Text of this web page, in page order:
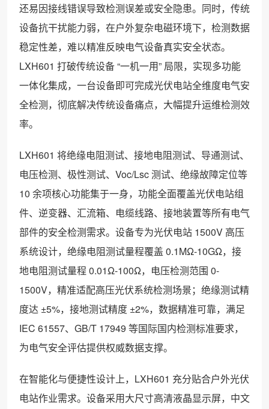
还易因接线错误导致检测误差或安全隐患。同时，传统
设备抗干扰能力弱，在户外复杂电磁环境下，检测数据
稳定性差，难以精准反映电气设备真实安全状态。
LXH601 打破传统设备 “一机一用” 局限，实现多功能
一体化集成，一台设备即可完成光伏电站全维度电气安
全检测，彻底解决传统设备痛点，大幅提升运维检测效
率。
LXH601 将绝缘电阻测试、接地电阻测试、导通测试、
电压检测、极性测试、Voc/Lsc 测试、绝缘故障定位等
10 余项核心功能集于一身，功能全面覆盖光伏电站组
件、逆变器、汇流箱、电缆线路、接地装置等所有电气
部件的安全检测需求。设备专为光伏电站 1500V 高压
系统设计，绝缘电阻测试量程覆盖 0.1MΩ-10GΩ，接
地电阻测试量程 0.01Ω-100Ω，电压检测范围 0-
1500V，精准适配高压光伏系统检测场景；绝缘测试精
度达 ±5%，接地测试精度 ±2%，数据精准可靠，满足
IEC 61557、GB/T 17949 等国际国内检测标准要求，
为电气安全评估提供权威数据支撑。
在智能化与便捷性设计上，LXH601 充分贴合户外光伏
电站作业需求。设备采用大尺寸高清液晶显示屏，中文